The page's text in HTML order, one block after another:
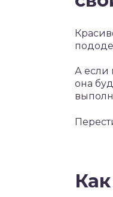
А если
она